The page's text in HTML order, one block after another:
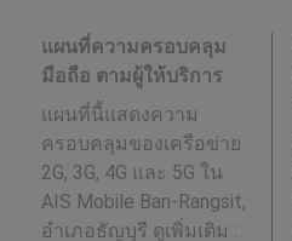
แผนที่ความครอบคลุม
มือถือ ตามผู้ให้บริการ
แผนที่นี้แสดงความ
ครอบคลุมของเครือข่าย
2G, 3G, 4G และ 5G ใน
AIS Mobile Ban-Rangsit,
อำเภอธัญบุรี ดูเพิ่มเติม :